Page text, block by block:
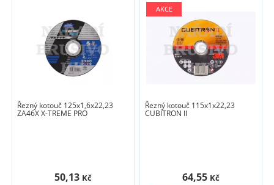
Řezný kotouč 125x1,6x22,23
ZA46X X-TREME PRO
50,13 Kč
Řezný kotouč 115x1x22,23
CUBITRON II
64,55 Kč